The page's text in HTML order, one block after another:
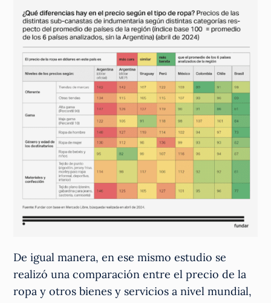
De igual manera, en ese mismo estudio se
realizó una comparación entre el precio de la
ropa y otros bienes y servicios a nivel mundial,